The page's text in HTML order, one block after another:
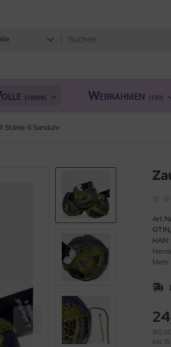
(18898) Webrahmen (150)
Stärke 6 Sanduhr
HAN:
Mehr
inkl.